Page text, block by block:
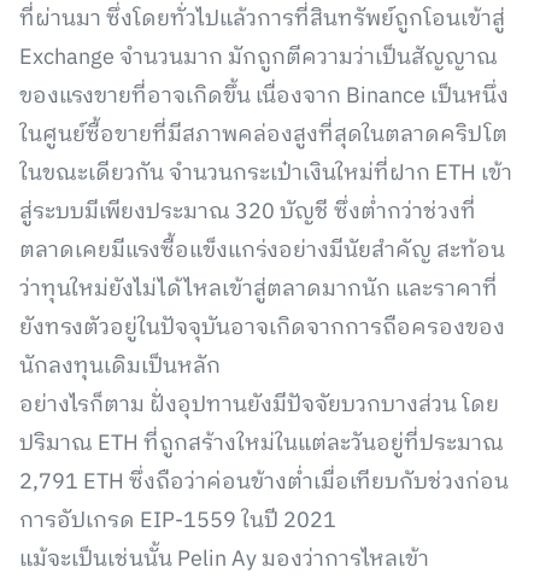
ที่ผ่านมา ซึ่งโดยทั่วไปแล้วการที่สินทรัพย์ถูกโอนเข้าสู่
Exchange จำนวนมาก มักถูกตีความว่าเป็นสัญญาณ
ของแรงขายที่อาจเกิดขึ้น เนื่องจาก Binance เป็นหนึ่ง
ในศูนย์ซื้อขายที่มีสภาพคล่องสูงที่สุดในตลาดคริปโต
ในขณะเดียวกัน จำนวนกระเป๋าเงินใหม่ที่ฝาก ETH เข้า
สู่ระบบมีเพียงประมาณ 320 บัญชี ซึ่งต่ำกว่าช่วงที่
ตลาดเคยมีแรงซื้อแข็งแกร่งอย่างมีนัยสำคัญ สะท้อน
ว่าทุนใหม่ยังไม่ได้ไหลเข้าสู่ตลาดมากนัก และราคาที่
ยังทรงตัวอยู่ในปัจจุบันอาจเกิดจากการถือครองของ
นักลงทุนเดิมเป็นหลัก
อย่างไรก็ตาม ฝั่งอุปทานยังมีปัจจัยบวกบางส่วน โดย
ปริมาณ ETH ที่ถูกสร้างใหม่ในแต่ละวันอยู่ที่ประมาณ
2,791 ETH ซึ่งถือว่าค่อนข้างต่ำเมื่อเทียบกับช่วงก่อน
การอัปเกรด EIP-1559 ในปี 2021
แม้จะเป็นเช่นนั้น Pelin Ay มองว่าการไหลเข้า